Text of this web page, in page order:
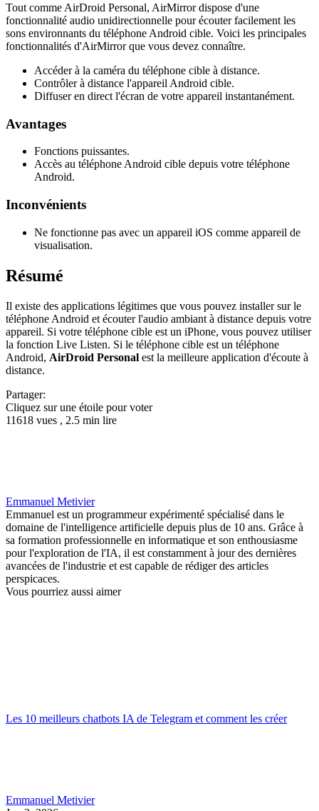
Tout comme AirDroid Personal, AirMirror dispose d'une
fonctionnalité audio unidirectionnelle pour écouter facilement les
sons environnants du téléphone Android cible. Voici les principales
fonctionnalités d'AirMirror que vous devez connaître.
Accéder à la caméra du téléphone cible à distance.
Contrôler à distance l'appareil Android cible.
Diffuser en direct l'écran de votre appareil instantanément.
Avantages
Fonctions puissantes.
Accès au téléphone Android cible depuis votre téléphone
Android.
Inconvénients
Ne fonctionne pas avec un appareil iOS comme appareil de
visualisation.
Résumé
Il existe des applications légitimes que vous pouvez installer sur le
téléphone Android et écouter l'audio ambiant à distance depuis votre
appareil. Si votre téléphone cible est un iPhone, vous pouvez utiliser
la fonction Live Listen. Si le téléphone cible est un téléphone
Android, AirDroid Personal est la meilleure application d'écoute à
distance.
Partager:
Cliquez sur une étoile pour voter
11618 vues , 2.5 min lire
Emmanuel Metivier
Emmanuel est un programmeur expérimenté spécialisé dans le
domaine de l'intelligence artificielle depuis plus de 10 ans. Grâce à
sa formation professionnelle en informatique et son enthousiasme
pour l'exploration de l'IA, il est constamment à jour des dernières
avancées de l'industrie et est capable de rédiger des articles
perspicaces.
Vous pourriez aussi aimer
Les 10 meilleurs chatbots IA de Telegram et comment les créer
Emmanuel Metivier